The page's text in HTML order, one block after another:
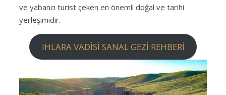
ve yabancı turist çeken en önemli doğal ve tarihi
yerleşimidir.
IHLARA VADİSİ SANAL GEZİ REHBERİ